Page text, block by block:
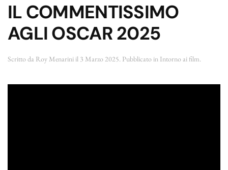
IL COMMENTISSIMO
AGLI OSCAR 2025
Scritto da Roy Menarini il 3 Marzo 2025. Pubblicato in Intorno ai film.